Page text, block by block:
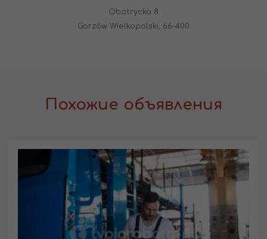
Obotrycka 8
Gorzów Wielkopolski, 66-400
Похожие объявления